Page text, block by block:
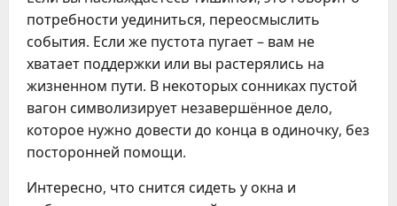
потребности уединиться, переосмыслить
события. Если же пустота пугает – вам не
хватает поддержки или вы растерялись на
жизненном пути. В некоторых сонниках пустой
вагон символизирует незавершённое дело,
которое нужно довести до конца в одиночку, без
посторонней помощи.
Интересно, что снится сидеть у окна и